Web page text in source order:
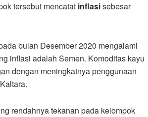
tersebut mencatat inflasisebesar
bulan Desember 2020 mengalami
inflasi adalah Semen. Komoditas kayu
dengan meningkatnya penggunaan
rendahnya tekanan pada kelompok